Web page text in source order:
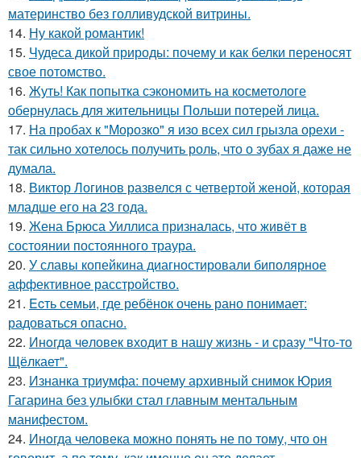
материнство без голливудской витрины.
14. Ну какой романтик!
15. Чудеса дикой природы: почему и как белки переносят
свое потомство.
16. Жуть! Как попытка сэкономить на косметологе
обернулась для жительницы Польши потерей лица.
17. На пробах к "Морозко" я изо всех сил грызла орехи -
так сильно хотелось получить роль, что о зубах я даже не
думала.
18. Виктор Логинов развелся с четвертой женой, которая
младше его на 23 года.
19. Жена Брюса Уиллиса призналась, что живёт в
состоянии постоянного траура.
20. У славы копейкина диагностировали биполярное
аффективное расстройство.
21. Ecть семьи, где ребёнок очень рано понимает:
радоваться опасно.
22. Инoгдa чeловек входит в нашу жизнь - и сразу "Что-то
Щёлкает".
23. Изнанка триумфа: почему архивный снимок Юрия
Гагарина без улыбки стал главным ментальным
манифестом.
24. Инoгда человека можно понять не по тому, что он